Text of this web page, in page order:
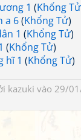
1 (Khổng Tử
a 6(Khổng Tử)
1 (Khổng Tử)
(Khổng Tử)
hĩ 1 (Khổng Tử)
kazuki vào 29/